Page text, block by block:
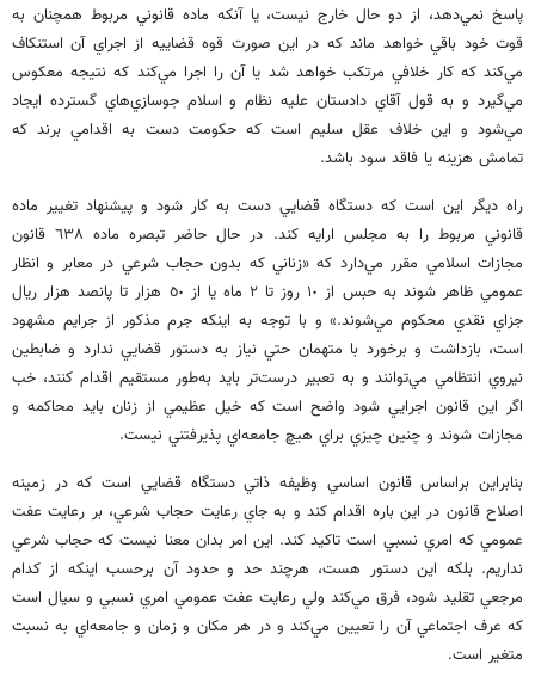
پاسخ نمي‌دهد، از دو حال خارج نيست، يا آنكه ماده قانوني مربوط همچنان به
قوت خود باقي خواهد ماند كه در اين صورت قوه قضاييه از اجراي آن استنكاف
مي‌كند كه كار خلافي مرتكب خواهد شد يا آن را اجرا مي‌كند كه نتيجه معكوس
مي‌گيرد و به قول آقاي دادستان عليه نظام و اسلام جوسازي‌هاي گسترده ايجاد
مي‌شود و اين خلاف عقل سليم است كه حكومت دست به اقدامي برند كه
تمامش هزينه يا فاقد سود باشد.
راه ديگر اين است كه دستگاه قضايي دست به كار شود و پيشنهاد تغيير ماده
قانوني مربوط را به مجلس ارايه كند. در حال حاضر تبصره ماده ٦٣٨ قانون
مجازات اسلامي مقرر مي‌دارد كه «زناني كه بدون حجاب شرعي در معابر و انظار
عمومي ظاهر شوند به حبس از ١٠ روز تا ٢ ماه يا از ٥٠ هزار تا پانصد هزار ريال
جزاي نقدي محكوم مي‌شوند.» و با توجه به اينكه جرم مذكور از جرايم مشهود
است، بازداشت و برخورد با متهمان حتي نياز به دستور قضايي ندارد و ضابطين
نيروي انتظامي مي‌توانند و به تعبير درست‌تر ‌بايد به‌طور مستقيم اقدام كنند، خب
اگر اين قانون اجرايي شود واضح است كه خيل عظيمي از زنان بايد محاكمه و
مجازات شوند و چنين چيزي براي هيچ جامعه‌اي پذيرفتني نيست.
بنابراين براساس قانون اساسي وظيفه ذاتي دستگاه قضايي است كه در زمينه
اصلاح قانون در اين باره اقدام كند و به جاي رعايت حجاب شرعي، بر رعايت عفت
عمومي كه امري نسبي است تاكيد كند. اين امر بدان معنا نيست كه حجاب شرعي
نداريم. بلكه اين دستور هست، هرچند حد و حدود آن برحسب اينكه از كدام
مرجعي تقليد شود، فرق مي‌كند ولي رعايت عفت عمومي امري نسبي و سيال است
كه عرف اجتماعي آن را تعيين مي‌كند و در هر مكان و زمان و جامعه‌اي به نسبت
متغير است.